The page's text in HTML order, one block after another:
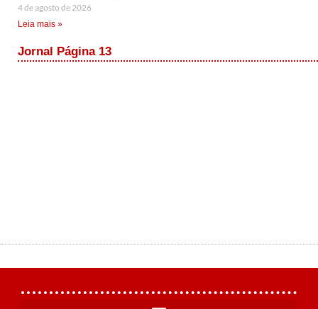
4 de agosto de 2026
Leia mais »
Jornal Página 13